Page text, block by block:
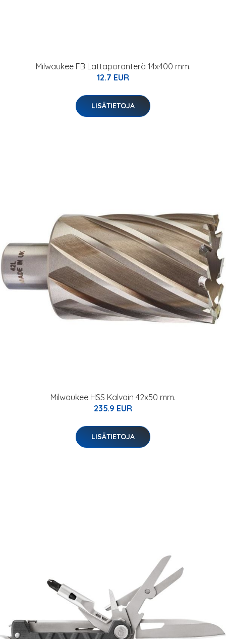
Milwaukee FB Lattaporanterä 14x400 mm.
12.7 EUR
LISÄTIETOJA
Milwaukee HSS Kalvain 42x50 mm.
235.9 EUR
LISÄTIETOJA